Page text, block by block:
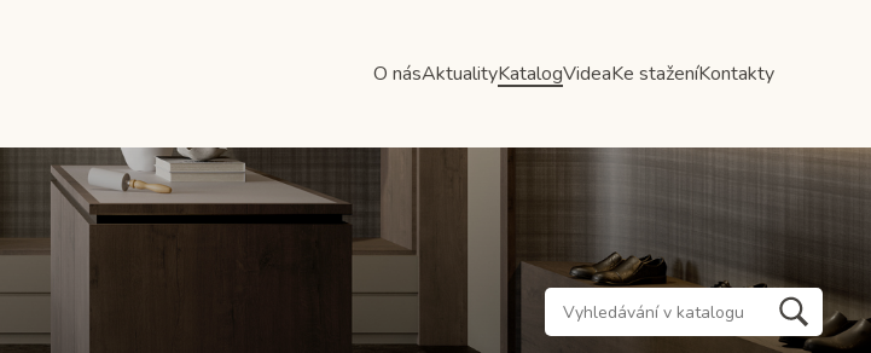
O násAktualityKatalogVideaKe staženíKontakty